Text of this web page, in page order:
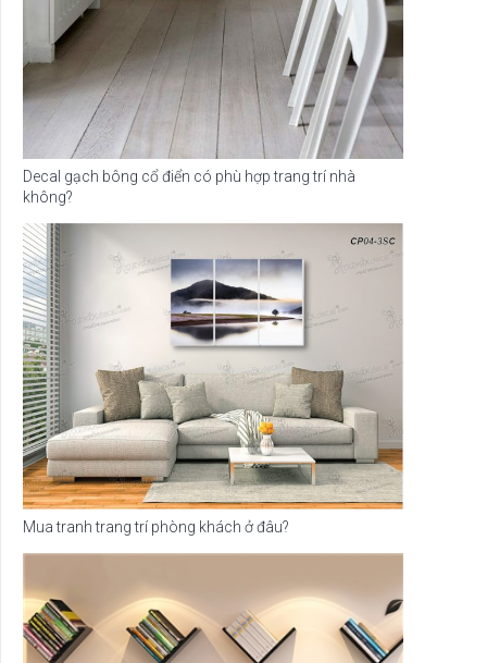
Decal gạch bông cổ điển có phù hợp trang trí nhà
không?
Mua tranh trang trí phòng khách ở đâu?